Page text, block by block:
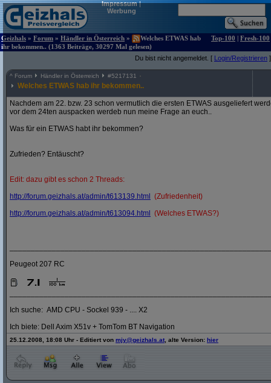
Impressum|
Werbung
Geizhals » Forum » Händler in Österreich »
Welches ETWAS hab
ihr bekommen.. (1363 Beiträge, 30297 Mal gelesen)
Top-100 | Fresh-100
Du bist nicht angemeldet. [ Login/Registrieren ]
^ Forum Händler in Österreich #5217131
Welches ETWAS hab ihr bekommen..
Nachdem am 22. bzw. 23 schon vermutlich die ersten ETWAS ausgeliefert
vor dem 24ten auspacken werdeb nun meine Frage an euch..
Was für ein ETWAS habt ihr bekommen?
Zufrieden? Entäuscht?
Edit: dazu gibt es schon 2 Threads:
http://forum.geizhals.at/admin/t613139.html
(Zufriedenheit)
http://forum.geizhals.at/admin/t613094.html (Welches ETWAS?)
Peugeot 207 RC
Ich suche: AMD CPU - Sockel 939 - .... X2
Ich biete: Dell Axim X51v + TomTom BT Navigation
25.12.2008, 18:08 Uhr - Editiert von mjy@geizhals.at , alte Version: hier